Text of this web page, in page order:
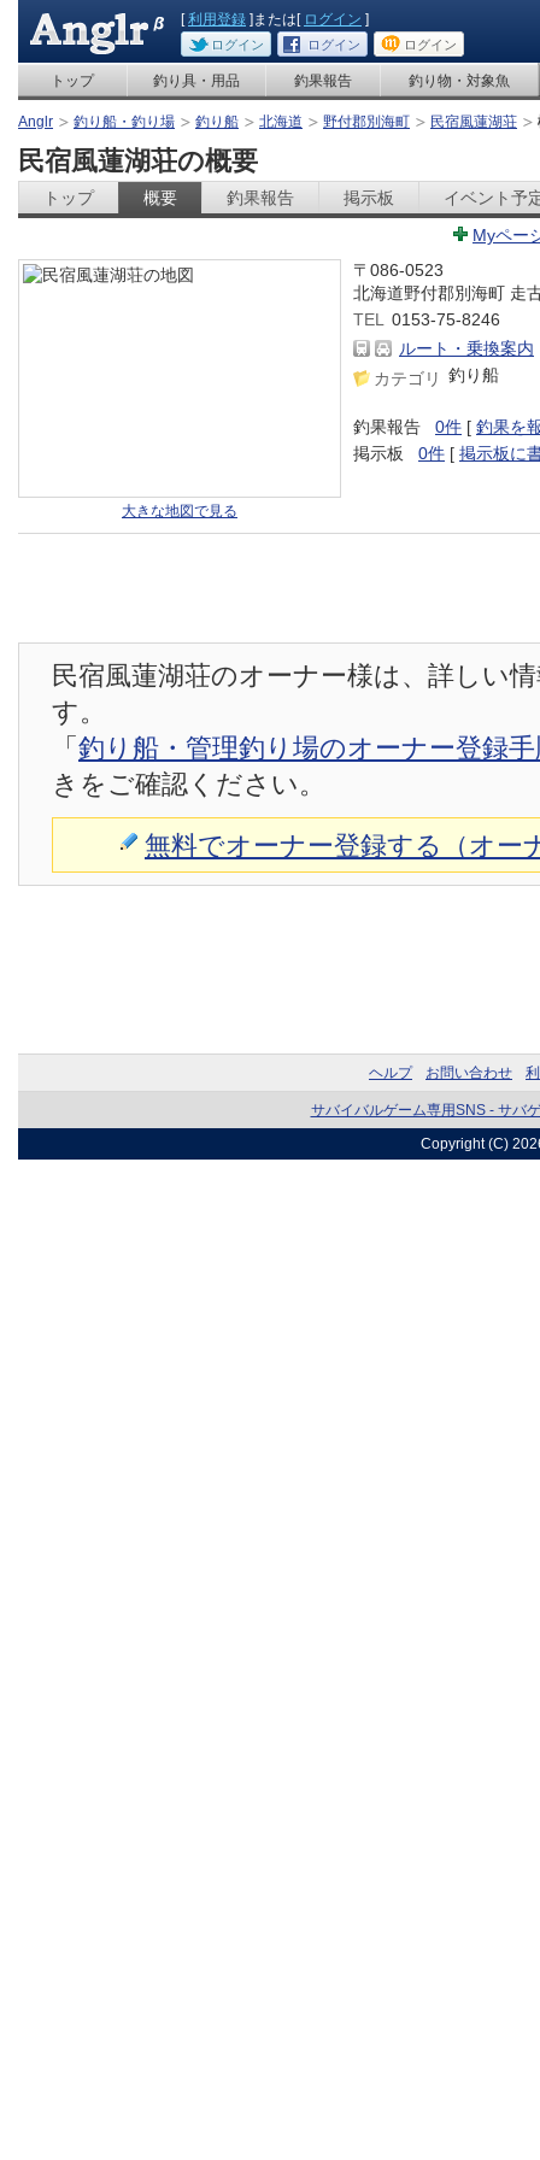
[利用登録 ]または[ ログイン ]
ログイン ログイン ログイン
トップ 釣り具・用品 釣果報告 釣り物・対象魚
Anglr 釣り船・釣り場 釣り船 北海道 野付郡別海町 民宿風蓮湖荘
民宿風蓮湖荘の概要
トップ 概要 釣果報告 掲示板
イベント予
Myペー
大きな地図で見る
〒086-0523
北海道野付郡別海町 走
TEL
0153-75-8246
ルート・乗換案内
カテゴリ 釣り船
釣果報告 0件 [ 釣果を
掲示板
0件 [ 掲示板に
民宿風蓮湖荘のオーナー様は、詳しい
す。
「 釣り船・管理釣り場のオーナー登録
きをご確認ください。
無料でオーナー登録する（オー
ヘルプ お問い合わせ
サバイバルゲーム専用SNS - サバ
Copyright (C)